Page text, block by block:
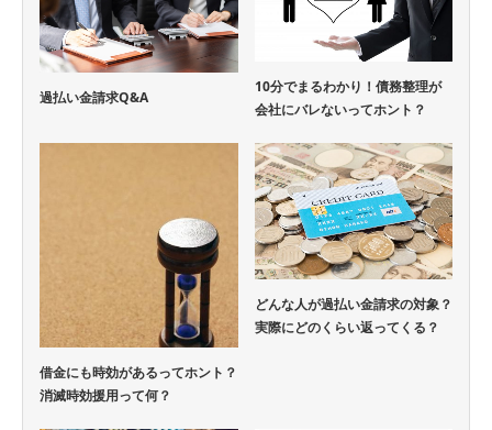
過払い金請求Q&A
10分でまるわかり！債務整理が
会社にバレないってホント？
借金にも時効があるってホント？
消滅時効援用って何？
どんな人が過払い金請求の対象？
実際にどのくらい返ってくる？